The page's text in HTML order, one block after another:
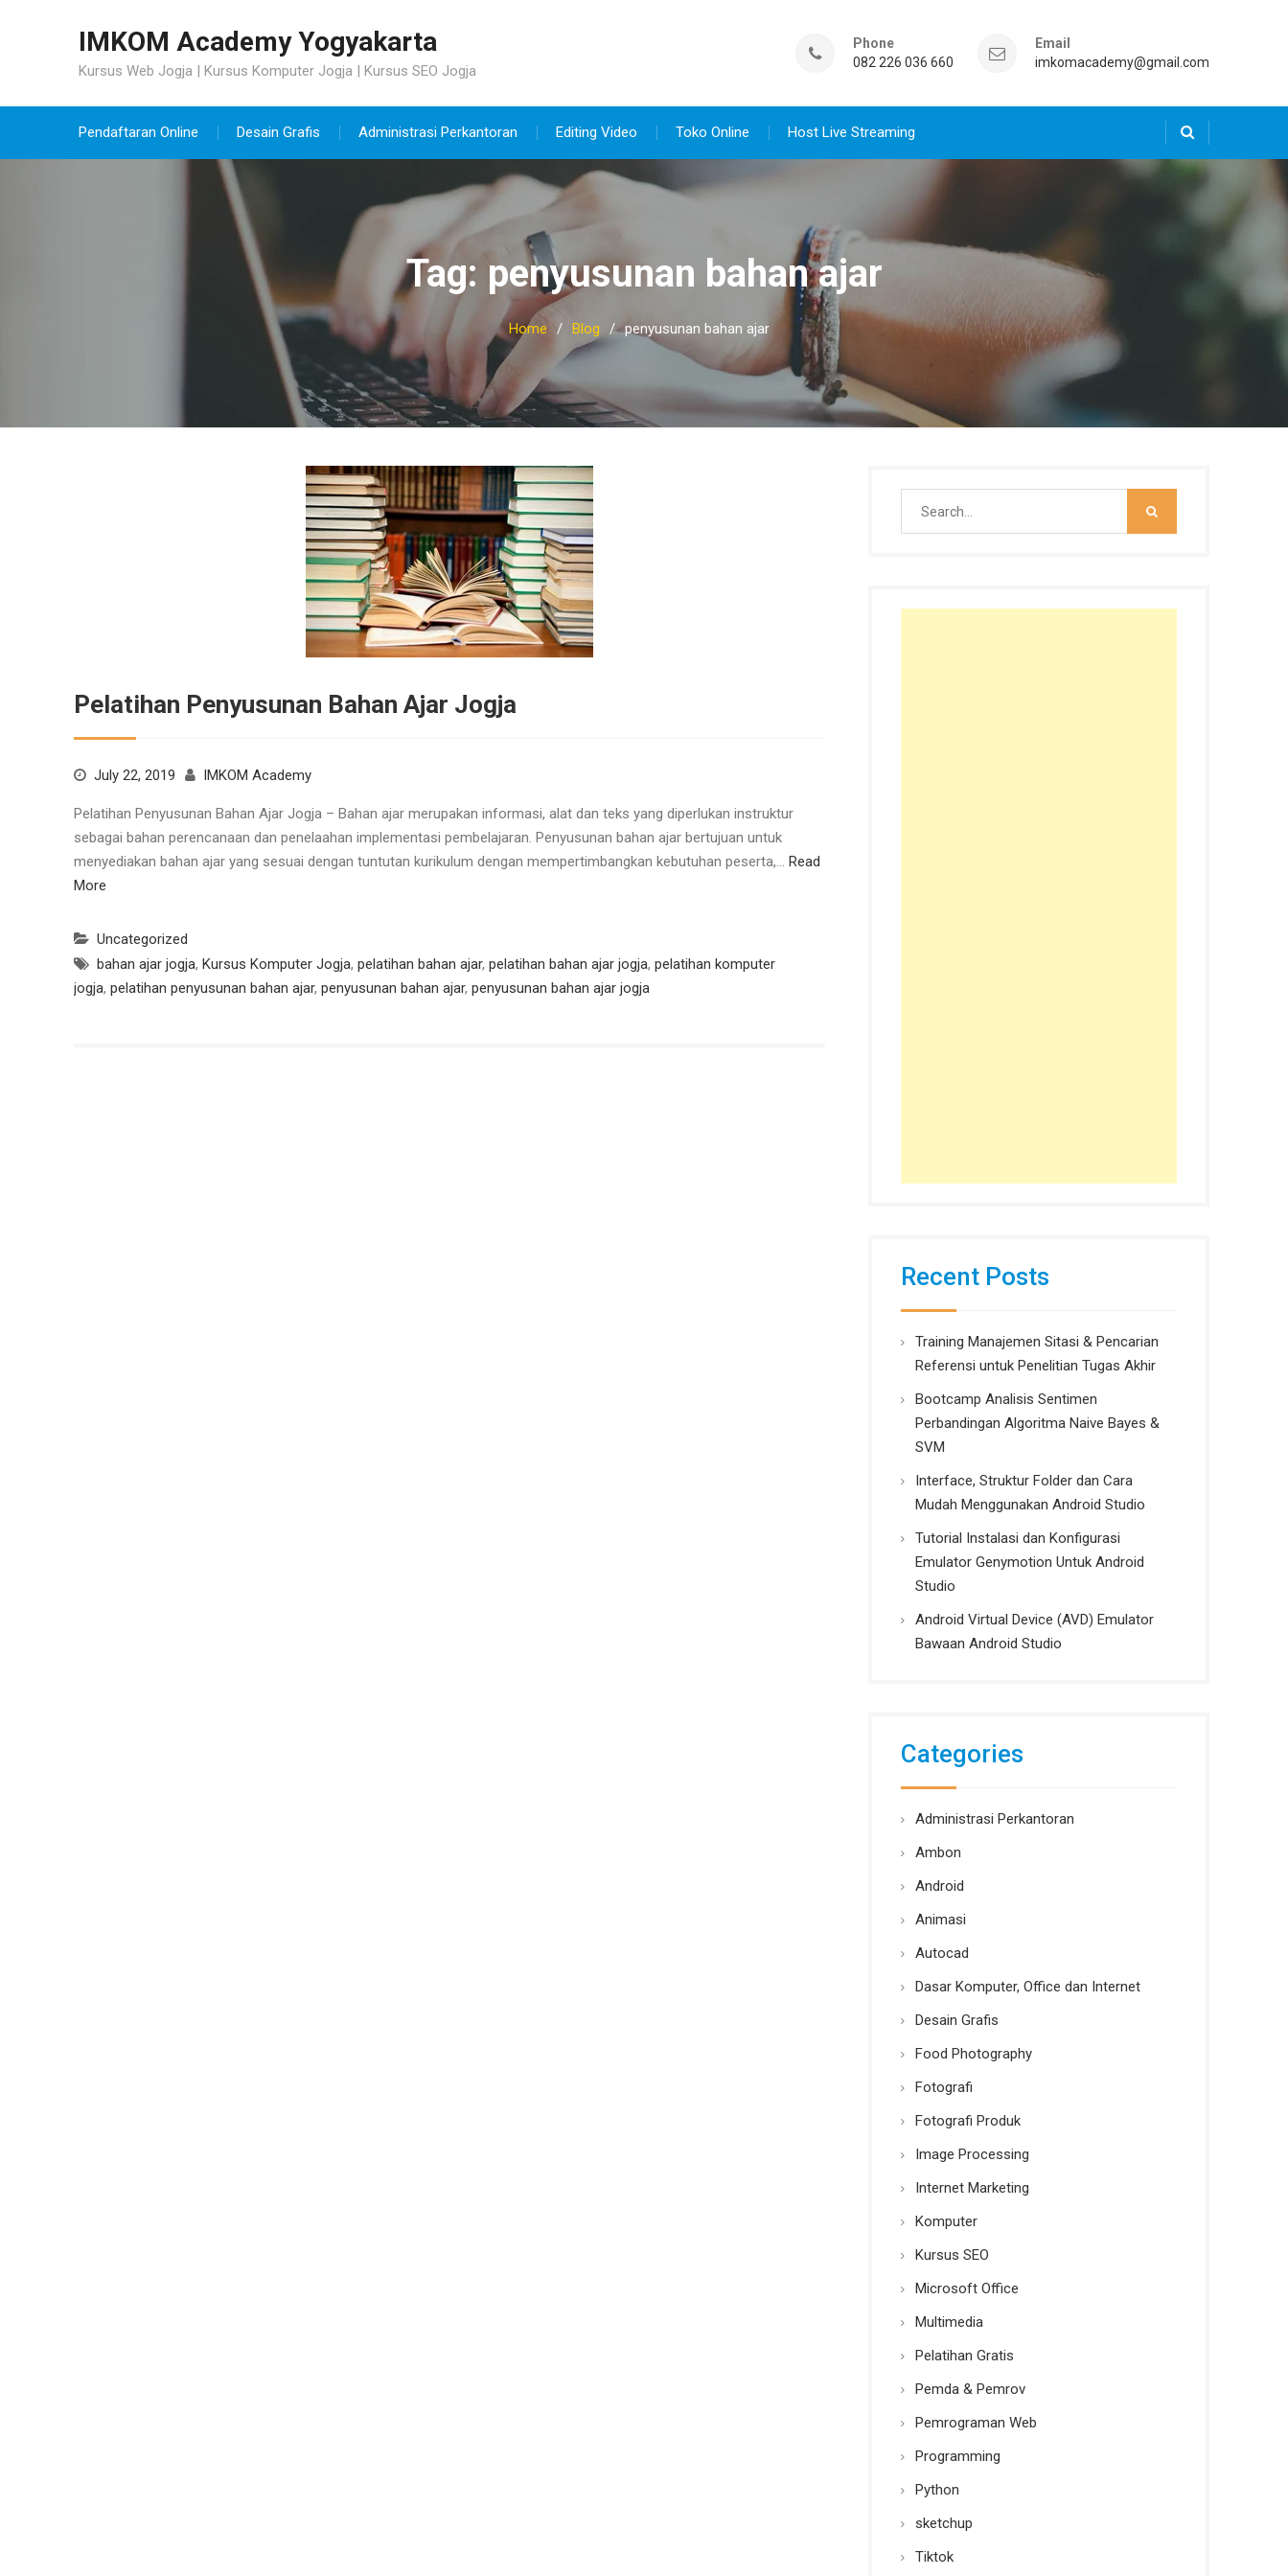
IMKOM Academy Yogyakarta
Kursus Web Jogja | Kursus Komputer Jogja | Kursus SEO Jogja
Phone
082 226 036 660
Email
imkomacademy@gmail.com
Pendaftaran Online Desain Grafis Administrasi Perkantoran Editing Video Toko Online Host Live Streaming
Tag: penyusunan bahan ajar
Home Blog penyusunan bahan ajar
Pelatihan Penyusunan Bahan Ajar Jogja
July 22, 2019 IMKOM Academy
Pelatihan Penyusunan Bahan Ajar Jogja – Bahan ajar merupakan informasi, alat dan teks yang diperlukan instruktur
sebagai bahan perencanaan dan penelaahan implementasi pembelajaran. Penyusunan bahan ajar bertujuan untuk
menyediakan bahan ajar yang sesuai dengan tuntutan kurikulum dengan mempertimbangkan kebutuhan peserta,… Read
More
Uncategorized
bahan ajar jogja, Kursus Komputer Jogja, pelatihan bahan ajar, pelatihan bahan ajar jogja, pelatihan komputer
jogja, pelatihan penyusunan bahan ajar, penyusunan bahan ajar, penyusunan bahan ajar jogja
Recent Posts
Training Manajemen Sitasi & Pencarian
Referensi untuk Penelitian Tugas Akhir
Bootcamp Analisis Sentimen
Perbandingan Algoritma Naive Bayes &
SVM
Interface, Struktur Folder dan Cara
Mudah Menggunakan Android Studio
Tutorial Instalasi dan Konfigurasi
Emulator Genymotion Untuk Android
Studio
Android Virtual Device (AVD) Emulator
Bawaan Android Studio
Categories
Administrasi Perkantoran
Ambon
Android
Animasi
Autocad
Dasar Komputer, Office dan Internet
Desain Grafis
Food Photography
Fotografi
Fotografi Produk
Image Processing
Internet Marketing
Komputer
Kursus SEO
Microsoft Office
Multimedia
Pelatihan Gratis
Pemda & Pemrov
Pemrograman Web
Programming
Python
sketchup
Tiktok